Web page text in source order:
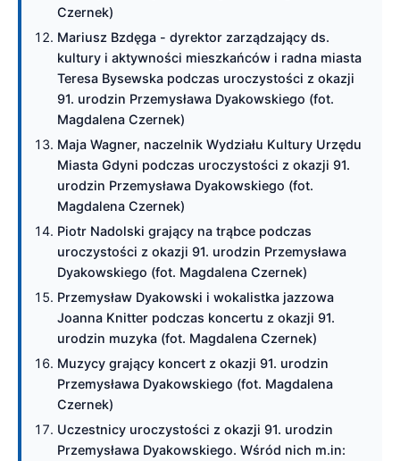
Czernek)
Mariusz Bzdęga - dyrektor zarządzający ds.
kultury i aktywności mieszkańców i radna miasta
Teresa Bysewska podczas uroczystości z okazji
91. urodzin Przemysława Dyakowskiego (fot.
Magdalena Czernek)
Maja Wagner, naczelnik Wydziału Kultury Urzędu
Miasta Gdyni podczas uroczystości z okazji 91.
urodzin Przemysława Dyakowskiego (fot.
Magdalena Czernek)
Piotr Nadolski grający na trąbce podczas
uroczystości z okazji 91. urodzin Przemysława
Dyakowskiego (fot. Magdalena Czernek)
Przemysław Dyakowski i wokalistka jazzowa
Joanna Knitter podczas koncertu z okazji 91.
urodzin muzyka (fot. Magdalena Czernek)
Muzycy grający koncert z okazji 91. urodzin
Przemysława Dyakowskiego (fot. Magdalena
Czernek)
Uczestnicy uroczystości z okazji 91. urodzin
Przemysława Dyakowskiego. Wśród nich m.in: